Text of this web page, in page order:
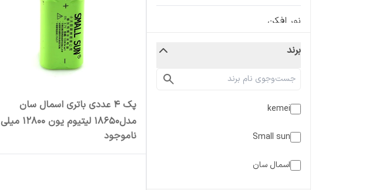
نور افکن
قطعات چراغ قوه
چراغ قوه یووی
چراغ قوه یووی
برند
kemei
Small sun
اسمال سان
پک ۴ عددی باتری اسمال سان
مدل۱۸۶۵۰ لیتیوم یون ۱۲۸۰۰ میلی
امپر
ناموجود